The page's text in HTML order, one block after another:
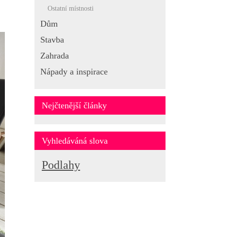
Ostatní místnosti
Dům
Stavba
Zahrada
Nápady a inspirace
Nejčtenější články
Vyhledáváná slova
Podlahy